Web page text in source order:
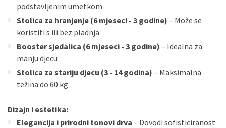
podstavljenim umetkom
Stolica za hranjenje (6 mjeseci - 3 godine) – Može se
koristiti s ili bez pladnja
Booster sjedalica (6 mjeseci - 3 godine) – Idealna za
manju djecu
Stolica za stariju djecu (3 - 14 godina) – Maksimalna
težina do 60 kg
Dizajn i estetika:
Elegancija i prirodni tonovi drva – Dovodi sofisticiranost